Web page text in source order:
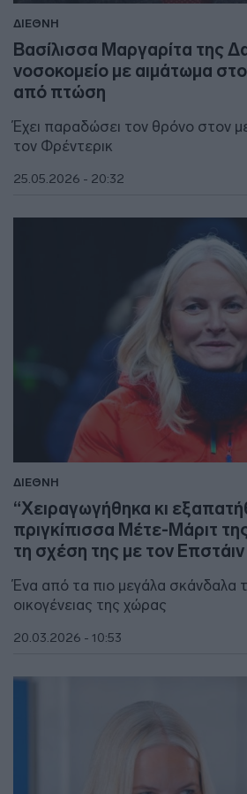
ΔΙΕΘΝΗ
Βασίλισσα Μαργαρίτα της
νοσοκομείο με αιμάτωμα
από πτώση
Έχει παραδώσει τον θρόνο στον
τον Φρέντερικ
25.05.2026 - 20:32
ΔΙΕΘΝΗ
“Χειραγωγήθηκα κι
πριγκίπισσα Μέτε-Μάριτ
τη σχέση της με τον Επστάιν
Ένα από τα πιο μεγάλα σκάνδαλα
οικογένειας της χώρας
20.03.2026 - 10:53